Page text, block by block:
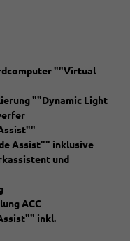
""Virtual
""Dynamic Light
Assist"" inklusive
und
ACC
inkl.